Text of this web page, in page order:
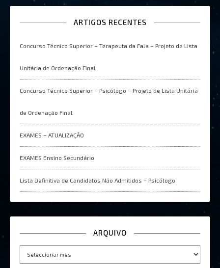
ARTIGOS RECENTES
Concurso Técnico Superior – Terapeuta da Fala – Projeto de Lista
Unitária de Ordenação Final
Concurso Técnico Superior – Psicólogo – Projeto de Lista Unitária
de Ordenação Final
EXAMES – ATUALIZAÇÂO
EXAMES Ensino Secundário
Lista Definitiva de Candidatos Não Admitidos – Psicólogo
ARQUIVO
Arquivo